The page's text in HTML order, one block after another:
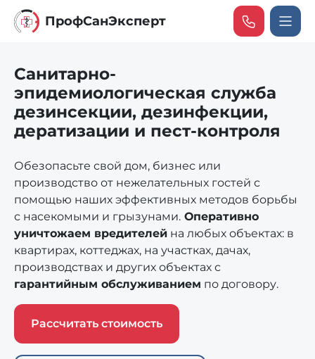
ПрофCанЭксперт
Санитарно-
эпидемиологическая служба
дезинсекции, дезинфекции,
дератизации и пест-контроля
Обезопасьте свой дом, бизнес или
производство от нежелательных гостей с
помощью наших эффективных методов борьбы
с насекомыми и грызунами. Оперативно
уничтожаем вредителей на любых объектах: в
квартирах, коттеджах, на участках, дачах,
производствах и других объектах с
гарантийным обслуживанием по договору.
Рассчитать стоимость